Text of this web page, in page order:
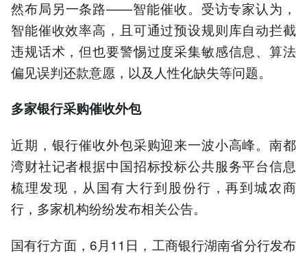
然布局另一条路——智能催收。受访专家认为，
智能催收效率高，且可通过预设规则库自动拦截
违规话术，但也要警惕过度采集敏感信息、算法
偏见误判还款意愿，以及人性化缺失等问题。
多家银行采购催收外包
近期，银行催收外包采购迎来一波小高峰。南都
湾财社记者根据中国招标投标公共服务平台信息
梳理发现，从国有大行到股份行，再到城农商
行，多家机构纷纷发布相关公告。
国有行方面，6月11日，工商银行湖南省分行发布